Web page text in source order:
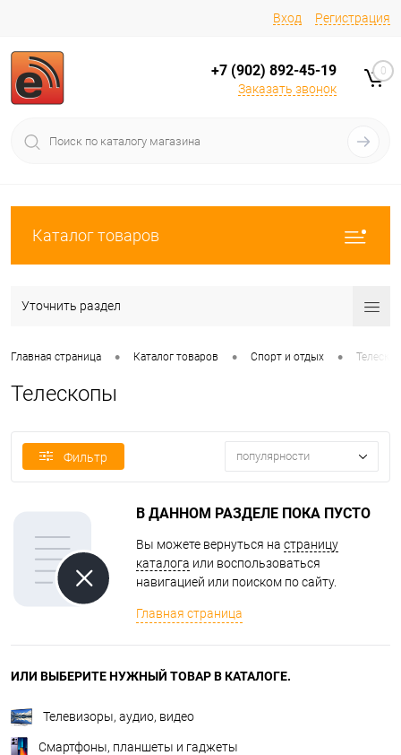
Вход Регистрация
+7 (902) 892-45-19
Заказать звонок
0
Каталог товаров
Уточнить раздел
Главная страница • Каталог товаров • Спорт и отдых •
Телескопы
Фильтр популярности
В ДАННОМ РАЗДЕЛЕ ПОКА ПУСТО
Вы можете вернуться на страницу
каталога или воспользоваться
навигацией или поиском по сайту.
Главная страница
ИЛИ ВЫБЕРИТЕ НУЖНЫЙ ТОВАР В КАТАЛОГЕ.
Телевизоры, аудио, видео
Смартфоны, планшеты и гаджеты